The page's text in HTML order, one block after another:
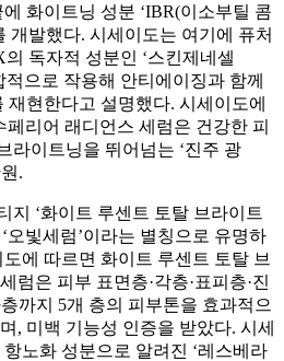
화이트닝 성분 ‘IBR(이소부틸 콤
개발했다. 시세이도는 여기에 퓨처
독자적 성분인 ‘스킨제네셀
적으로 작용해 안티에이징과 함께
현한다고 설명했다. 시세이도에
리어 래디언스 세럼은 건강한 피
라이트닝을 뛰어넘는 ‘진주 광
.
지 ‘화이트 루센트 토탈 브라이트
‘오빛세럼’이라는 별칭으로 유명하
도에 따르면 화이트 루센트 토탈 브
럼은 피부 표면층·각층·표피층·진
까지 5개 층의 피부톤을 효과적으
, 미백 기능성 인증을 받았다. 시세
항노화 성분으로 알려진 ‘레스베라